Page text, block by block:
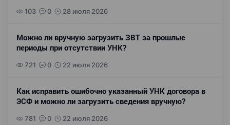
103 0 28 июля 2026
Можно ли вручную загрузить ЗВТ за прошлые
периоды при отсутствии УНК?
721 0 22 июля 2026
Как исправить ошибочно указанный УНК договора в
ЭСФ и можно ли загрузить сведения вручную?
781 0 22 июля 2026